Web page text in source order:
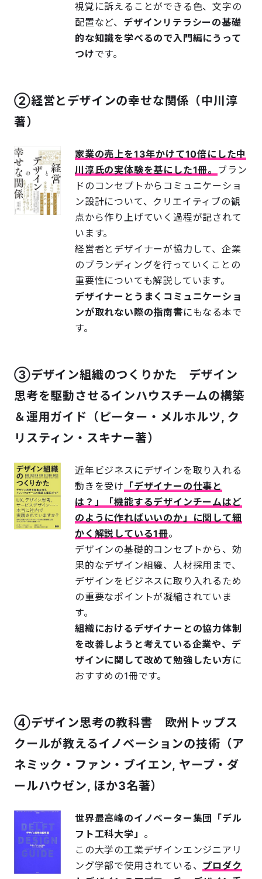
視覚に訴えることができる色、文字の
配置など、 デザインリテラシーの基礎
的な知識を学べるので入門編にうって
つけです。
②経営とデザインの幸せな関係（中川淳
著）
家業の売上を13年かけて10倍にした中
川淳氏の実体験を基にした1冊。 ブラン
ドのコンセプトからコミュニケーショ
ン設計について、クリエイティブの観
点から作り上げていく過程が記されて
います。
経営者とデザイナーが協力して、企業
のブランディングを行っていくことの
重要性についても解説しています。
デザイナーとうまくコミュニケーショ
ンが取れない際の指南書にもなる本で
す。
③デザイン組織のつくりかた デザイン
思考を駆動させるインハウスチームの構築
＆運用ガイド（ピーター・メルホルツ, ク
リスティン・スキナー著）
近年ビジネスにデザインを取り入れる
動きを受け 「デザイナーの仕事と
は？」「機能するデザインチームはど
のように作ればいいのか」に関して細
かく解説している1冊。
デザインの基礎的コンセプトから、効
果的なデザイン組織、人材採用まで、
デザインをビジネスに取り入れるため
の重要なポイントが凝縮されていま
す。
組織におけるデザイナーとの協力体制
を改善しようと考えている企業や、デ
ザインに関して改めて勉強したい方に
おすすめの1冊です。
④デザイン思考の教科書 欧州トップス
クールが教えるイノベーションの技術（ア
ネミック・ファン・ブイエン, ヤープ・ダ
ールハウゼン, ほか3名著）
世界最高峰のイノベーター集団「デル
フト工科大学」 。
この大学の工業デザインエンジニアリ
ング学部で使用されている、 プロダク